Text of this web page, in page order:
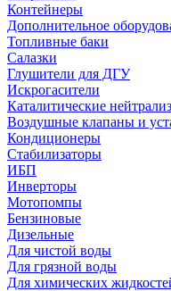
Контейнеры
Дополнительное
Топливные баки
Салазки
Глушители для ДГУ
Искрогасители
Каталитические
Воздушные клапаны и
Кондиционеры
Стабилизаторы
ИБП
Инверторы
Мотопомпы
Бензиновые
Дизельные
Для чистой воды
Для грязной воды
Для химических